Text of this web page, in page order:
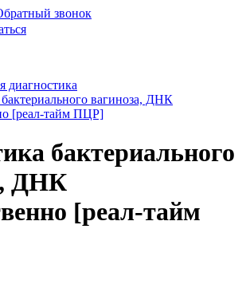
звонок
диагностика
вагиноза, ДНК
[реал-тайм ПЦР]
бактериального
ДНК
[реал-тайм